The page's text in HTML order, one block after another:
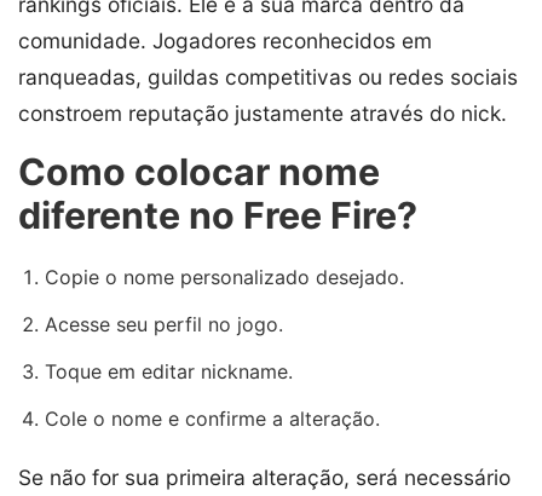
comunidade. Jogadores reconhecidos em
ranqueadas, guildas competitivas ou redes sociais
constroem reputação justamente através do nick.
Como colocar nome
diferente no Free Fire?
Copie o nome personalizado desejado.
Acesse seu perfil no jogo.
Toque em editar nickname.
Cole o nome e confirme a alteração.
Se não for sua primeira alteração, será necessário